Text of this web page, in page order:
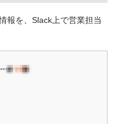
報を、Slack上で営業担当